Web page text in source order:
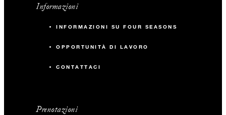
Informazioni
INFORMAZIONI SU FOUR SEASONS
OPPORTUNITÀ DI LAVORO
CONTATTACI
Prenotazioni